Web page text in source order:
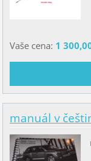
Vaše cena: 1
manuál v